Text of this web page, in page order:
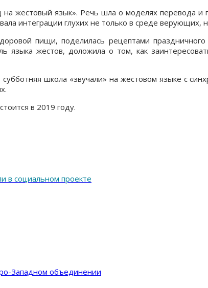
жестовый язык». Речь шла о моделях перевода и
интеграции глухих не только в среде верующих,
пищи, поделилась рецептами
языка жестов, доложила о том, как
школа «звучали» на жестовом языке с
в 2019 году.
в социальном проекте
Западном объединении